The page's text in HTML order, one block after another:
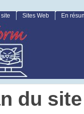
du site
Sites Web En